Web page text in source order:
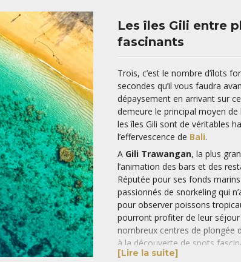
Les îles Gili entre
fascinants
Trois, c’est le nombre d’îlots
secondes qu’il vous faudra
dépaysement en arrivant sur
demeure le principal moyen
les îles Gili sont de véritables
l’effervescence de Bali.
A Gili Trawangan, la plus
l’animation des bars et des
Réputée pour ses fonds
passionnés de snorkeling qui
pour observer poissons
pourront profiter de leur séjour
nombreux centres de plongée
à la découverte de spots
croiser des requins.
[Lire la suite]